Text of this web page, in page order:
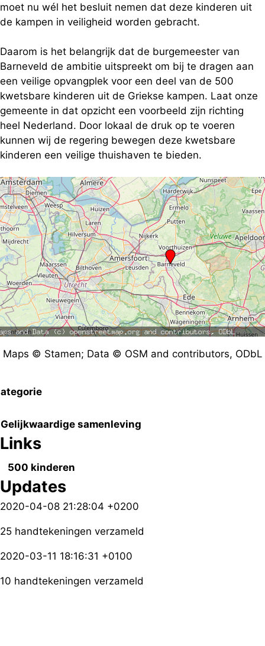
moet nu wél het besluit nemen dat deze kinderen uit
de kampen in veiligheid worden gebracht.
Daarom is het belangrijk dat de burgemeester van
Barneveld de ambitie uitspreekt om bij te dragen aan
een veilige opvangplek voor een deel van de 500
kwetsbare kinderen uit de Griekse kampen. Laat onze
gemeente in dat opzicht een voorbeeld zijn richting
heel Nederland. Door lokaal de druk op te voeren
kunnen wij de regering bewegen deze kwetsbare
kinderen een veilige thuishaven te bieden.
Maps © Stamen; Data © OSM and contributors, ODbL
Gelijkwaardige samenleving
Links
500 kinderen
Updates
2020-04-08 21:28:04 +0200
25 handtekeningen verzameld
2020-03-11 18:16:31 +0100
10 handtekeningen verzameld